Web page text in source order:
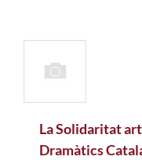
La Solidaritat
Dramàtics